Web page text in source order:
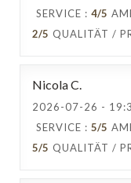
SERVICE : 4/5
2/5 QUALITÄT /
NicolaC
2026-07-26 -
SERVICE : 5/5
5/5 QUALITÄT /